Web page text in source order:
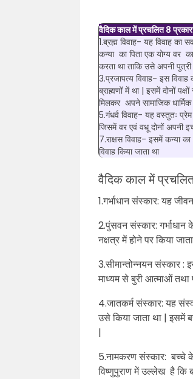
वैदिक काल में प्रचलित 8 प्रकार
1.ब्रह्म विवाह- यह विवाह का
कन्या का पिता एक योग्य वर
करता था ताकि उसे अपनी
3.प्रजापत्य विवाह- इस
ब्राह्मणों में था | इसमें दोनों
मिलकर अपने सामाजिक धार्मिक
5.गंधर्व विवाह- यह वस्तुतः
जिसमें वर एवं वधू दोनों अपनी
7.राक्षस विवाह- इसमें कन्या
विवाह किया जाता था
वैदिक काल में
1.गर्भाधान संस्कार: यह
2.पुंसवन संस्कार: गर्भाधान
नक्षत्र में होने पर किया
3.सीमान्तोन्नयन संस्कार :
माध्यम से बुरी आत्माओं तथा
4.जातकर्म संस्कार: यह
उसे किया जाता था | इसमें
|
5.नामकरण संस्कार: बच्चे
विष्णुपुराण में उल्लेख है कि